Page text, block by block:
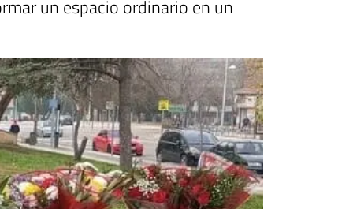
un espacio ordinario en un